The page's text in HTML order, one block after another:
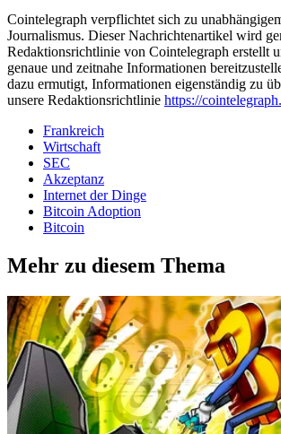
Cointelegraph verpflichtet sich zu
Journalismus. Dieser Nachrichtenartikel wird
Redaktionsrichtlinie von Cointelegraph erstellt
genaue und zeitnahe Informationen
dazu ermutigt, Informationen eigenständig zu
unsere Redaktionsrichtlinie https://
Frankreich
Wirtschaft
SEC
Akzeptanz
Internet der Dinge
Bitcoin Adoption
Bitcoin
Mehr zu diesem Thema